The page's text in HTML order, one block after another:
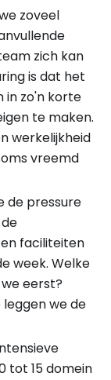
zoveel
zich kan
is dat het
in zo'n korte
te maken.
werkelijkheid
vreemd
de pressure
faciliteiten
week. Welke
eerst?
we de
tot 15 domein